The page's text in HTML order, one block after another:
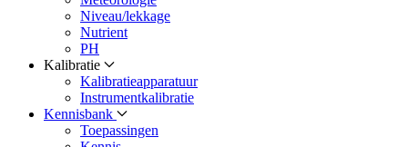
Niveau/lekkage
Nutrient
PH
Kalibratie
Kalibratieapparatuur
Instrumentkalibratie
Kennisbank
Toepassingen